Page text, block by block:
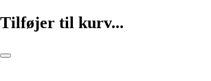
Tilføjer til kurv...